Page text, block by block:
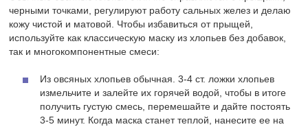
смойте ее теплой водой. Результат – чистая и свежая
кожа с приятным оттенком.
С хлопьями, лимоном и маслом чайного дерева. Эта
маска снимает воспаление, удаляет прыщи и
затем в нее добавьте 1 ст. ложку лимонного сока и
несколько капелек масла чайного дерева (5-6).
Тщательно перемешайте полученную смесь и нанесите
на лицо. Через 15 минут осторожно смойте смесь